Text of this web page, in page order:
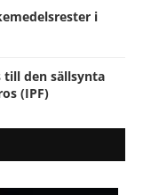
i
till den sällsynta
(IPF)